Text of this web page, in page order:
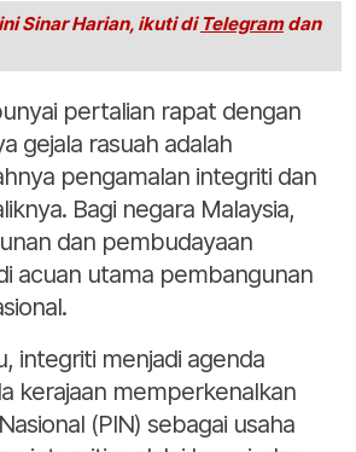
Sinar Harian, ikuti di Telegramdan
pertalian rapat dengan
gejala rasuah adalah
pengamalan integriti dan
Bagi negara Malaysia,
dan pembudayaan
acuan utama pembangunan
integriti menjadi agenda
kerajaan memperkenalkan
(PIN) sebagai usaha